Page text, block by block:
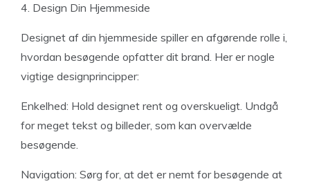
4. Design Din Hjemmeside
Designet af din hjemmeside spiller en afgørende rolle i,
hvordan besøgende opfatter dit brand. Her er nogle
vigtige designprincipper:
Enkelhed: Hold designet rent og overskueligt. Undgå
for meget tekst og billeder, som kan overvælde
besøgende.
Navigation: Sørg for, at det er nemt for besøgende at